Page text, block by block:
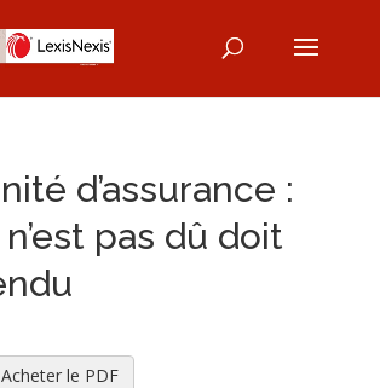
d’assurance :
pas dû doit
le PDF